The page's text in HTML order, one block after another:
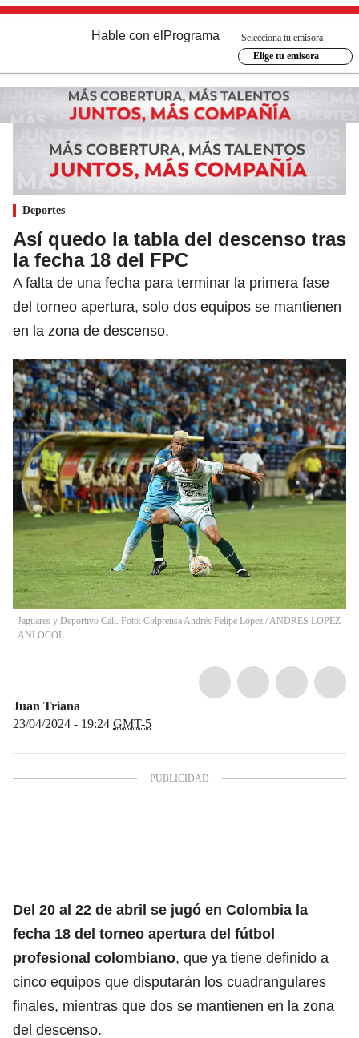
Hable con el Programa
Selecciona tu emisora
Elige tu emisora
Deportes
Así quedo la tabla del descenso tras
la fecha 18 del FPC
A falta de una fecha para terminar la primera fase
del torneo apertura, solo dos equipos se mantienen
en la zona de descenso.
Jaguares y Deportivo Cali. Foto: Colprensa Andrés Felipe López /ANDRES LOPEZ
ANLOCOL
Juan Triana
23/04/2024 - 19:24 GMT-5
Del 20 al 22 de abril se jugó en Colombia la
fecha 18 del torneo apertura del fútbol
profesional colombiano, que ya tiene definido a
cinco equipos que disputarán los cuadrangulares
finales, mientras que dos se mantienen en la zona
del descenso.